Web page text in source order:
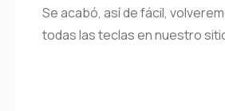
Se acabó, así de fácil,
todas las teclas en nuestro